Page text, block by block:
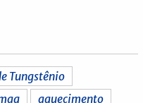
Tungstênio
aquecimento